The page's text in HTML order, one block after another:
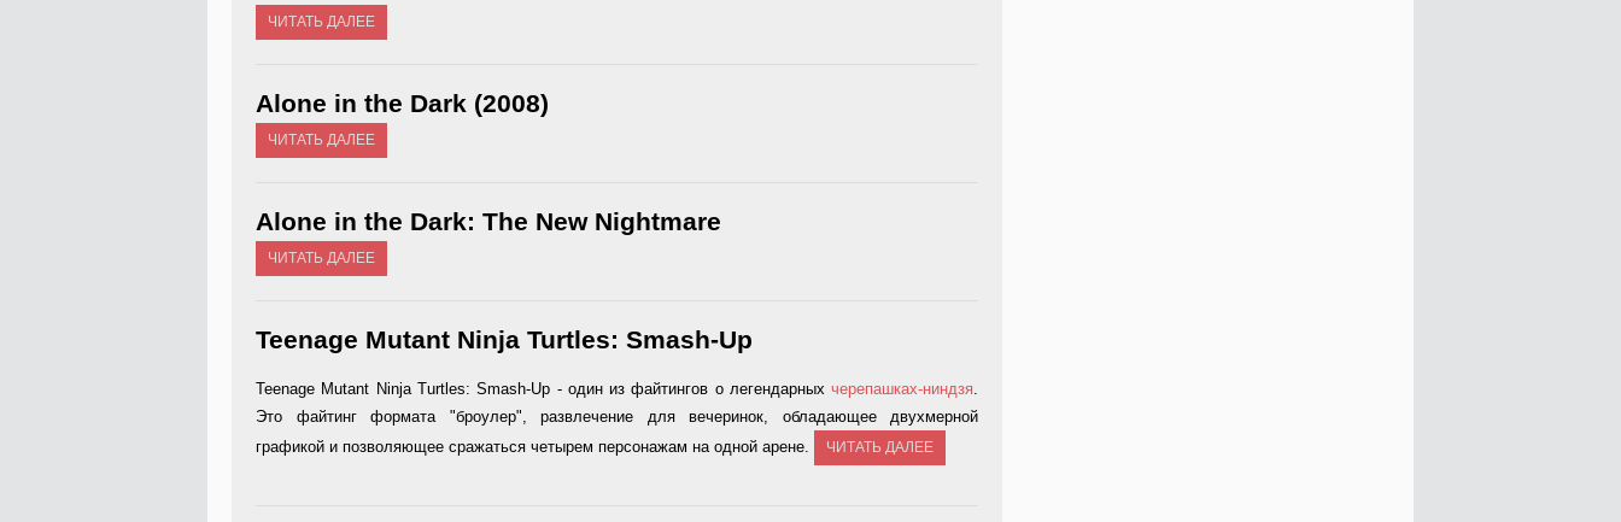
ЧИТАТЬ ДАЛЕЕ
Alone in the Dark (2008)
ЧИТАТЬ ДАЛЕЕ
Alone in the Dark: The New Nightmare
ЧИТАТЬ ДАЛЕЕ
Teenage Mutant Ninja Turtles: Smash-Up
Teenage Mutant Ninja Turtles: Smash-Up - один из файтингов о легендарныхчерепашках-ниндзя.
Это файтинг формата "броулер", развлечение для вечеринок, обладающее двухмерной
графикой и позволяющее сражаться четырем персонажам на одной арене.
ЧИТАТЬ ДАЛЕЕ